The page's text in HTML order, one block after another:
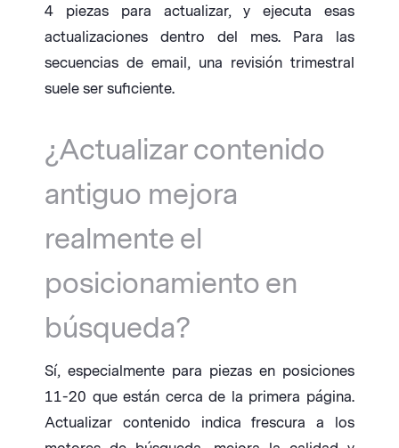
4 piezas para actualizar, y ejecuta esas
actualizaciones dentro del mes. Para las
secuencias de email, una revisión trimestral
suele ser suficiente.
¿Actualizar contenido
antiguo mejora
realmente el
posicionamiento en
búsqueda?
Sí, especialmente para piezas en posiciones
11-20 que están cerca de la primera página.
Actualizar contenido indica frescura a los